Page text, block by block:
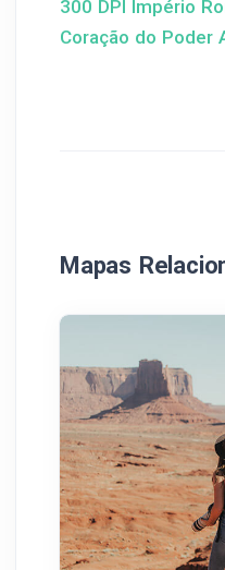
300 DPI Império
Coração do Poder
Mapas